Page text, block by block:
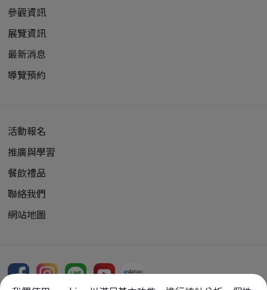
參觀資訊
展覽資訊
最新消息
導覽預約
活動報名
推廣與學習
餐飲禮品
聯絡我們
網站地圖